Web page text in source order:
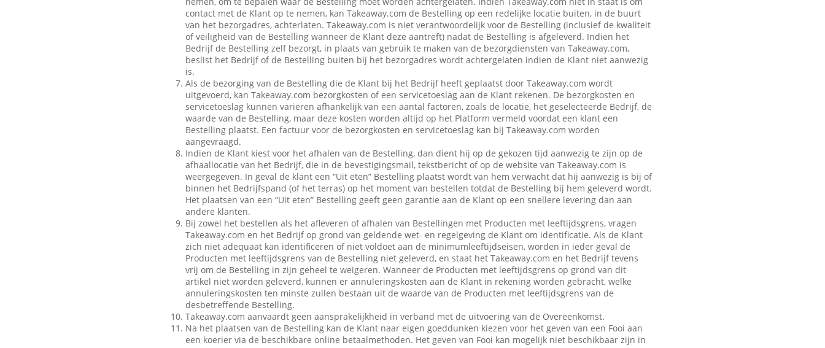
contact met de Klant op te nemen, kan Takeaway.com de Bestelling op een redelijke locatie buiten, in de buurt
van het bezorgadres, achterlaten. Takeaway.com is niet verantwoordelijk voor de Bestelling (inclusief de kwaliteit
of veiligheid van de Bestelling wanneer de Klant deze aantreft) nadat de Bestelling is afgeleverd. Indien het
Bedrijf de Bestelling zelf bezorgt, in plaats van gebruik te maken van de bezorgdiensten van Takeaway.com,
beslist het Bedrijf of de Bestelling buiten bij het bezorgadres wordt achtergelaten indien de Klant niet aanwezig
is.
Als de bezorging van de Bestelling die de Klant bij het Bedrijf heeft geplaatst door Takeaway.com wordt
uitgevoerd, kan Takeaway.com bezorgkosten of een servicetoeslag aan de Klant rekenen. De bezorgkosten en
servicetoeslag kunnen variëren afhankelijk van een aantal factoren, zoals de locatie, het geselecteerde Bedrijf, de
waarde van de Bestelling, maar deze kosten worden altijd op het Platform vermeld voordat een klant een
Bestelling plaatst. Een factuur voor de bezorgkosten en servicetoeslag kan bij Takeaway.com worden
aangevraagd.
Indien de Klant kiest voor het afhalen van de Bestelling, dan dient hij op de gekozen tijd aanwezig te zijn op de
afhaallocatie van het Bedrijf, die in de bevestigingsmail, tekstbericht of op de website van Takeaway.com is
weergegeven. In geval de klant een “Uit eten” Bestelling plaatst wordt van hem verwacht dat hij aanwezig is bij of
binnen het Bedrijfspand (of het terras) op het moment van bestellen totdat de Bestelling bij hem geleverd wordt.
Het plaatsen van een “Uit eten” Bestelling geeft geen garantie aan de Klant op een snellere levering dan aan
andere klanten.
Bij zowel het bestellen als het afleveren of afhalen van Bestellingen met Producten met leeftijdsgrens, vragen
Takeaway.com en het Bedrijf op grond van geldende wet- en regelgeving de Klant om identificatie. Als de Klant
zich niet adequaat kan identificeren of niet voldoet aan de minimumleeftijdseisen, worden in ieder geval de
Producten met leeftijdsgrens van de Bestelling niet geleverd, en staat het Takeaway.com en het Bedrijf tevens
vrij om de Bestelling in zijn geheel te weigeren. Wanneer de Producten met leeftijdsgrens op grond van dit
artikel niet worden geleverd, kunnen er annuleringskosten aan de Klant in rekening worden gebracht, welke
annuleringskosten ten minste zullen bestaan uit de waarde van de Producten met leeftijdsgrens van de
desbetreffende Bestelling.
Takeaway.com aanvaardt geen aansprakelijkheid in verband met de uitvoering van de Overeenkomst.
Na het plaatsen van de Bestelling kan de Klant naar eigen goeddunken kiezen voor het geven van een Fooi aan
een koerier via de beschikbare online betaalmethoden. Het geven van Fooi kan mogelijk niet beschikbaar zijn in